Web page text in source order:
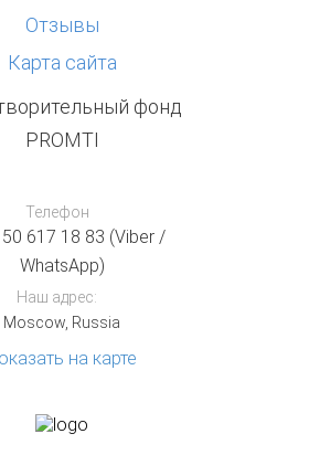
Телефон
617 18 83 (Viber /
WhatsApp)
Наш адрес:
Moscow, Russia
на карте
Отзывы
Карта сайта
фонд
PROMTI